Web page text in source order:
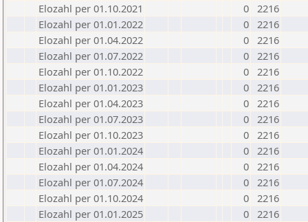
Elozahl per 01.10.2021
0 2216
Elozahl per 01.01.2022
0 2216
Elozahl per 01.04.2022
0 2216
Elozahl per 01.07.2022
0 2216
Elozahl per 01.10.2022
0 2216
Elozahl per 01.01.2023
0 2216
Elozahl per 01.04.2023
0 2216
Elozahl per 01.07.2023
0 2216
Elozahl per 01.10.2023
0 2216
Elozahl per 01.01.2024
0 2216
Elozahl per 01.04.2024
0 2216
Elozahl per 01.07.2024
0 2216
Elozahl per 01.10.2024
0 2216
Elozahl per 01.01.2025
0 2216